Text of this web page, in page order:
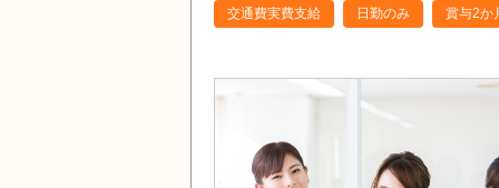
交通費実費支給 日勤のみ 賞与2か